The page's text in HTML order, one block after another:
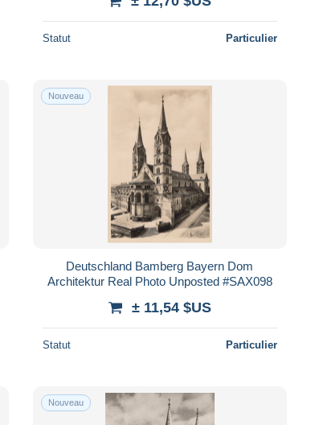
Statut Particulier
Nouveau
Deutschland Bamberg Bayern Dom
Architektur Real Photo Unposted #SAX098
± 11,54 $US
Statut Particulier
Nouveau